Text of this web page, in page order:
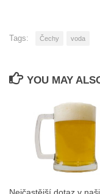
Tags: Čechy voda
YOU MAY